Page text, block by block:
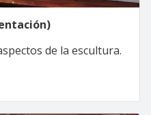
de la escultura.